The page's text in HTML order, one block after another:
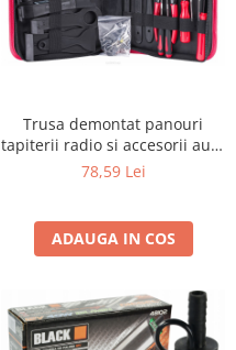
Trusa demontat panouri
tapiterii radio si accesorii auto
43 buc
78,59 Lei
ADAUGA IN COS